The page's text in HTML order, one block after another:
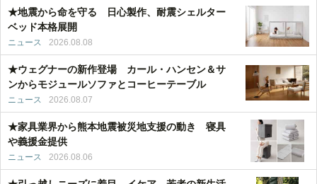
★地震から命を守る 日心製作、耐震シェルター
ベッド本格展開
ニュース 2026.08.08
★ウェグナーの新作登場 カール・ハンセン＆サ
ンからモジュールソファとコーヒーテーブル
ニュース 2026.08.07
★家具業界から熊本地震被災地支援の動き 寝具
や義援金提供
ニュース 2026.08.06